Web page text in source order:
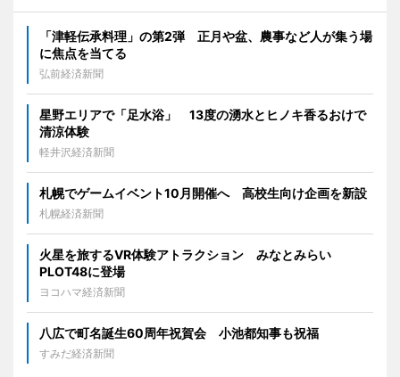
「津軽伝承料理」の第2弾 正月や盆、農事など人が集う場
に焦点を当てる
弘前経済新聞
星野エリアで「足水浴」 13度の湧水とヒノキ香るおけで
清涼体験
軽井沢経済新聞
札幌でゲームイベント10月開催へ 高校生向け企画を新設
札幌経済新聞
火星を旅するVR体験アトラクション みなとみらい
PLOT48に登場
ヨコハマ経済新聞
八広で町名誕生60周年祝賀会 小池都知事も祝福
すみだ経済新聞